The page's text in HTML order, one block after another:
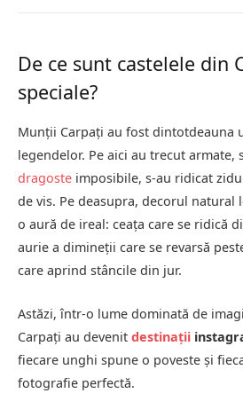
De ce sunt castelele din
speciale?
Munții Carpați au fost dintotdeauna
legendelor. Pe aici au trecut armate,
dragoste imposibile, s-au ridicat
de vis. Pe deasupra, decorul natural
o aură de ireal: ceața care se ridică
aurie a dimineții care se revarsă
care aprind stâncile din jur.
Astăzi, într-o lume dominată de
Carpați au devenit destinații
fiecare unghi spune o poveste și
fotografie perfectă.